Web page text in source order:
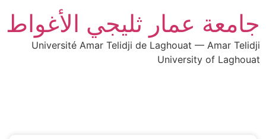
جامعة عمار ثليجي الأغواط
Université Amar Telidji de Laghouat — Amar Telidji
University of Laghouat